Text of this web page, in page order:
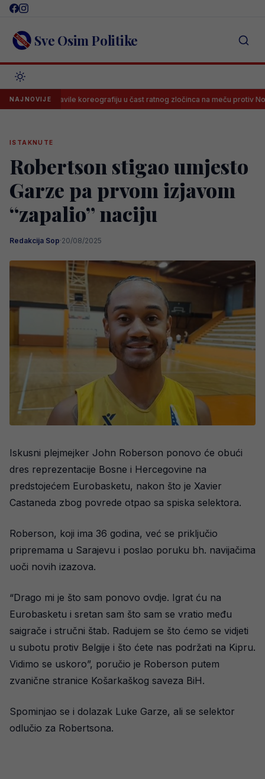
Skip
content Sve Osim Politike
NAJNOVIJE
napravile koreografiju u čast ratnog zločinca na meču protiv Novog
ISTAKNUTE
Robertson stigao umjesto
Garze pa prvom izjavom
“zapalio” naciju
Redakcija Sop·20/08/2025
Iskusni plejmejker John Roberson ponovo će obući
dres reprezentacije Bosne i Hercegovine na
predstojećem Eurobasketu, nakon što je Xavier
Castaneda zbog povrede otpao sa spiska selektora.
Roberson, koji ima 36 godina, već se priključio
pripremama u Sarajevu i poslao poruku bh. navijačima
uoči novih izazova.
“Drago mi je što sam ponovo ovdje. Igrat ću na
Eurobasketu i sretan sam što sam se vratio među
saigrače i stručni štab. Radujem se što ćemo se vidjeti
u subotu protiv Belgije i što ćete nas podržati na Kipru.
Vidimo se uskoro”, poručio je Roberson putem
zvanične stranice Košarkaškog saveza BiH.
Spominjao se i dolazak Luke Garze, ali se selektor
odlučio za Robertsona.